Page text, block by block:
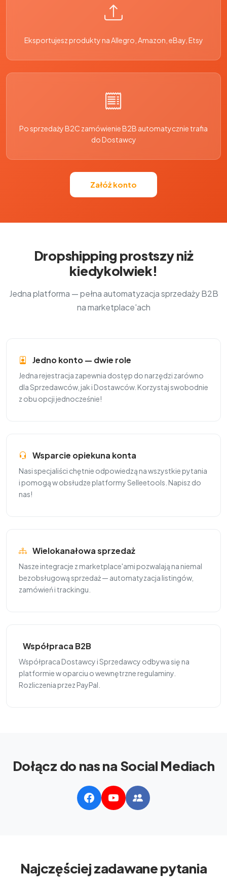
Eksportujesz produkty na Allegro, Amazon, eBay, Etsy
Po sprzedaży B2C zamówienie B2B automatycznie trafia
do Dostawcy
Załóż konto
Dropshipping prostszy niż
kiedykolwiek!
Jedna platforma — pełna automatyzacja sprzedaży B2B
na marketplace'ach
Jedno konto — dwie role
Jedna rejestracja zapewnia dostęp do narzędzi zarówno
dla Sprzedawców, jak i Dostawców. Korzystaj swobodnie
z obu opcji jednocześnie!
Wsparcie opiekuna konta
Nasi specjaliści chętnie odpowiedzą na wszystkie pytania
i pomogą w obsłudze platformy Selleetools. Napisz do
nas!
Wielokanałowa sprzedaż
Nasze integracje z marketplace'ami pozwalają na niemal
bezobsługową sprzedaż — automatyzacja listingów,
zamówień i trackingu.
Współpraca B2B
Współpraca Dostawcy i Sprzedawcy odbywa się na
platformie w oparciu o wewnętrzne regulaminy.
Rozliczenia przez PayPal.
Dołącz do nas na Social Mediach
Najczęściej zadawane pytania